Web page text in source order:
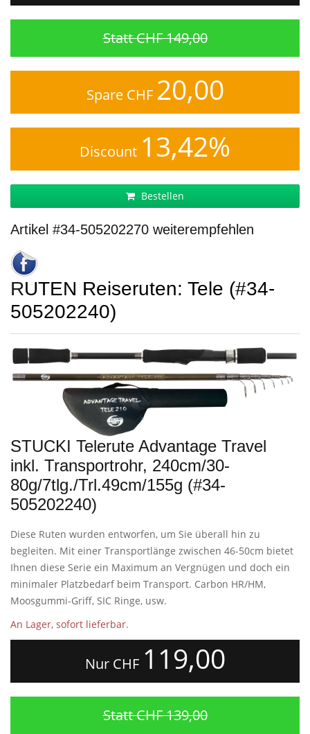
Statt CHF 149,00
Spare CHF 20,00
Discount 13,42%
Bestellen
Artikel #34-505202270 weiterempfehlen
RUTEN Reiseruten: Tele (#34-
505202240)
STUCKI Telerute Advantage Travel
inkl. Transportrohr, 240cm/30-
80g/7tlg./Trl.49cm/155g (#34-
505202240)
Diese Ruten wurden entworfen, um Sie überall hin zu
begleiten. Mit einer Transportlänge zwischen 46-50cm bietet
Ihnen diese Serie ein Maximum an Vergnügen und doch ein
minimaler Platzbedarf beim Transport. Carbon HR/HM,
Moosgummi-Griff, SIC Ringe, usw.
An Lager, sofort lieferbar.
Nur CHF 119,00
Statt CHF 139,00